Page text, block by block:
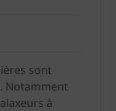
sont
Notamment
à